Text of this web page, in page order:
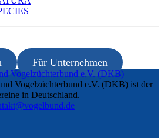
Für Unternehmen
Vogelzüchterbund e.V. (DKB) ist der
in Deutschland.